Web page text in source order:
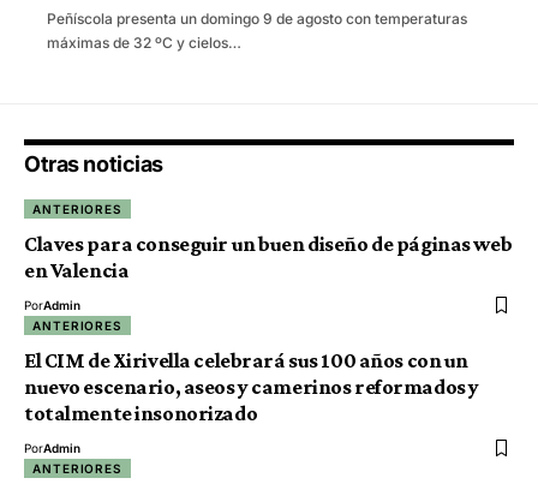
Peñíscola presenta un domingo 9 de agosto con temperaturas
máximas de 32 ºC y cielos…
Otras noticias
ANTERIORES
Claves para conseguir un buen diseño de páginas web
en Valencia
PorAdmin
ANTERIORES
El CIM de Xirivella celebrará sus 100 años con un
nuevo escenario, aseos y camerinos reformados y
totalmente insonorizado
PorAdmin
ANTERIORES